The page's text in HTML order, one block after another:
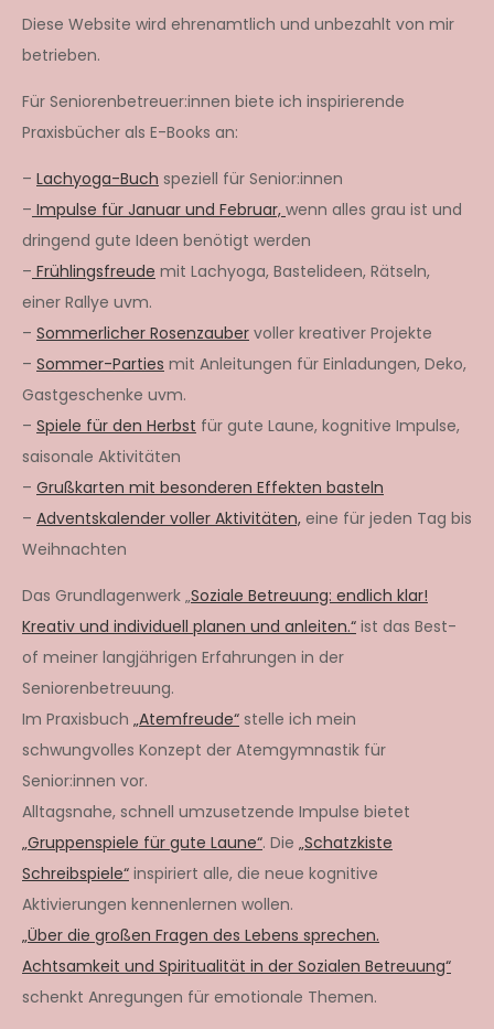
Diese Website wird ehrenamtlich und unbezahlt von mir
betrieben.
Für Seniorenbetreuer:innen biete ich inspirierende
Praxisbücher als E-Books an:
– Lachyoga-Buch speziell für Senior:innen
– Impulse für Januar und Februar, wenn alles grau ist und
dringend gute Ideen benötigt werden
– Frühlingsfreude mit Lachyoga, Bastelideen, Rätseln,
einer Rallye uvm.
– Sommerlicher Rosenzauber voller kreativer Projekte
– Sommer-Parties mit Anleitungen für Einladungen, Deko,
Gastgeschenke uvm.
– Spiele für den Herbst für gute Laune, kognitive Impulse,
saisonale Aktivitäten
– Grußkarten mit besonderen Effekten basteln
– Adventskalender voller Aktivitäten, eine für jeden Tag bis
Weihnachten
Das Grundlagenwerk „Soziale Betreuung: endlich klar!
Kreativ und individuell planen und anleiten.“ ist das Best-
of meiner langjährigen Erfahrungen in der
Seniorenbetreuung.
Im Praxisbuch „Atemfreude“ stelle ich mein
schwungvolles Konzept der Atemgymnastik für
Senior:innen vor.
Alltagsnahe, schnell umzusetzende Impulse bietet
„Gruppenspiele für gute Laune“. Die „Schatzkiste
Schreibspiele“ inspiriert alle, die neue kognitive
Aktivierungen kennenlernen wollen.
„Über die großen Fragen des Lebens sprechen.
Achtsamkeit und Spiritualität in der Sozialen Betreuung“
schenkt Anregungen für emotionale Themen.